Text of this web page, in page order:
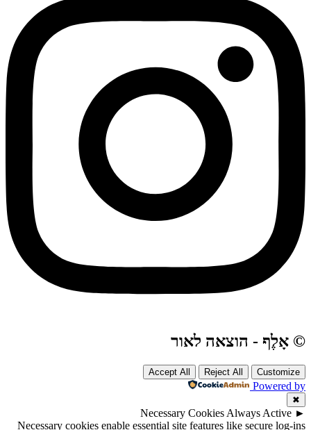
© אָלֶף - הוצאה לאור
Customize
Reject All
Accept All
Powered by
✖
►
Necessary Cookies Always Active
Necessary cookies enable essential site features like secure log-ins